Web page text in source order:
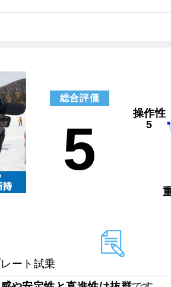
総合評価
5
操作性
5
ート試乗